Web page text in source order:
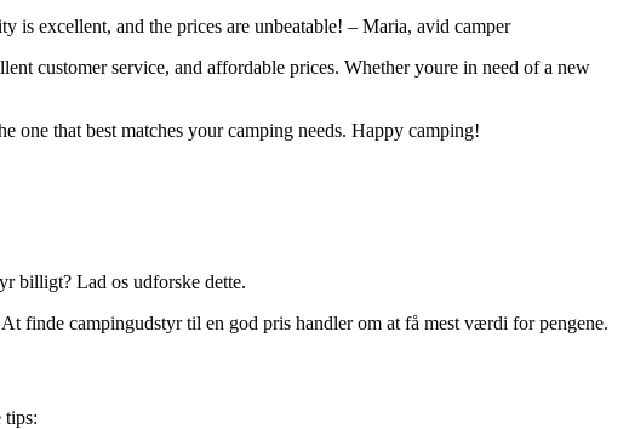
is excellent, and the prices are unbeatable! – Maria, avid camper
customer service, and affordable prices. Whether youre in need of a new
one that best matches your camping needs. Happy camping!
billigt? Lad os udforske dette.
finde campingudstyr til en god pris handler om at få mest værdi for pengene.
tips: